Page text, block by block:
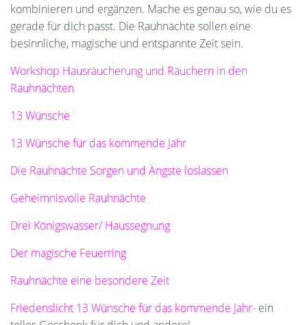
kombinieren und ergänzen. Mache es genau so, wie du es
gerade für dich passt. Die Rauhnächte sollen eine
besinnliche, magische und entspannte Zeit sein.
Workshop Hausräucherung und Räuchern in den
Rauhnächten
13 Wünsche
13 Wünsche für das kommende Jahr
Die Rauhnächte Sorgen und Ängste loslassen
Geheimnisvolle Rauhnächte
Drei Königswasser/ Haussegnung
Der magische Feuerring
Rauhnächte eine besondere Zeit
Friedenslicht 13 Wünsche für das kommende Jahr- ein